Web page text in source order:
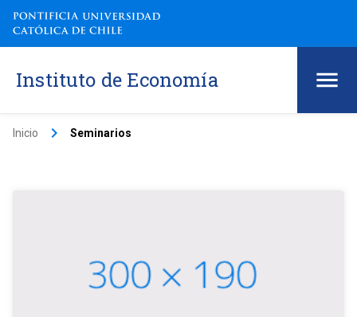
Instituto de Economía
Inicio keyboard_arrow_right Seminarios